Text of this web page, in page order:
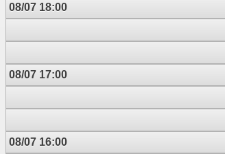
08/07 18:00
08/07 17:00
08/07 16:00